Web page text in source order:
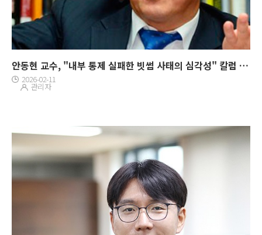
안동현 교수, "내부 통제 실패한 빗썸 사태의 심각성" 칼럼 게재
2026-02-11
관리자